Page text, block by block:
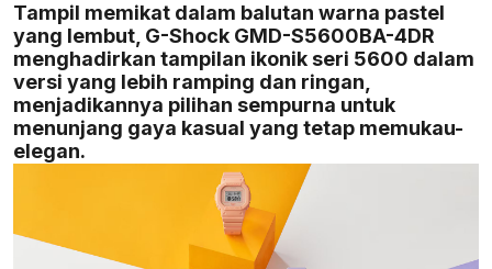
Tampil memikat dalam balutan warna pastel
yang lembut, G-Shock GMD-S5600BA-4DR
menghadirkan tampilan ikonik seri 5600 dalam
versi yang lebih ramping dan ringan,
menjadikannya pilihan sempurna untuk
menunjang gaya kasual yang tetap memukau-
elegan.